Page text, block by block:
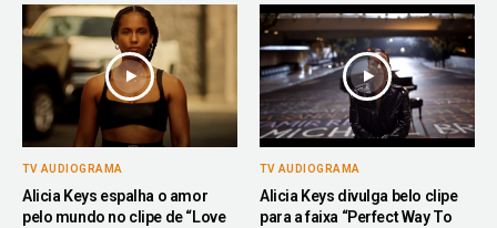
TV AUDIOGRAMA
Alicia Keys espalha o amor
pelo mundo no clipe de “Love
TV AUDIOGRAMA
Alicia Keys divulga belo clipe
para a faixa “Perfect Way To